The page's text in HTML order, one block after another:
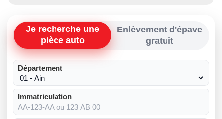
Je recherche une
pièce auto
Enlèvement d'épave
gratuit
Département
Immatriculation